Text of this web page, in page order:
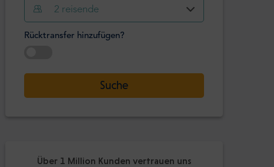
Stunde
:
Minute
Bestätige
2 reisende
Rücktransfer hinzufügen?
Suche
Über 1 Million Kunden vertrauen uns